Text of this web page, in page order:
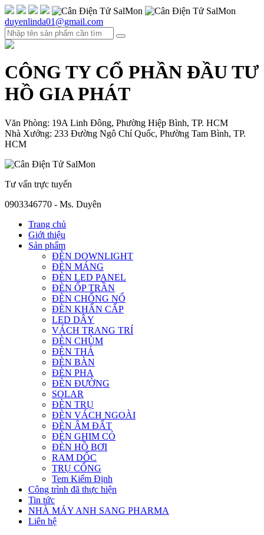
duyenlinda01@gmail.com
CÔNG TY CỔ PHẦN ĐẦU TƯ
HỒ GIA PHÁT
Văn Phòng: 19A Linh Đông, Phường Hiệp Bình, TP. HCM
Nhà Xưởng: 233 Đường Ngô Chí Quốc, Phường Tam Bình, TP.
HCM
Tư vấn trực tuyến
0903346770 - Ms. Duyên
Trang chủ
Giới thiệu
Sản phẩm
ĐÈN DOWNLIGHT
ĐÈN MÁNG
ĐÈN LED PANEL
ĐÈN ỐP TRẦN
ĐÈN CHỐNG NỔ
ĐÈN KHẨN CẤP
LED DÂY
VÁCH TRANG TRÍ
ĐÈN CHÙM
ĐÈN THẢ
ĐÈN BÀN
ĐÈN PHA
ĐÈN ĐƯỜNG
SOLAR
ĐÈN TRỤ
ĐÈN VÁCH NGOÀI
ĐÈN ÂM ĐẤT
ĐÈN GHIM CỎ
ĐÈN HỒ BƠI
RAM DỐC
TRỤ CỔNG
Tem Kiểm Định
Công trình đã thực hiện
Tin tức
NHÀ MÁY ANH SANG PHARMA
Liên hệ